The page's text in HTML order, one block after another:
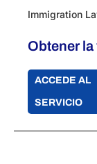
Immigration
Obtener
ACCEDE AL
SERVICIO